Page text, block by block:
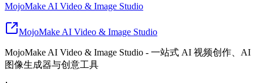
MojoMake AI Video & Image Studio
MojoMake AI Video & Image Studio
MojoMake AI Video & Image Studio - 一站式 AI 视频创作、AI
图像生成器与创意工具